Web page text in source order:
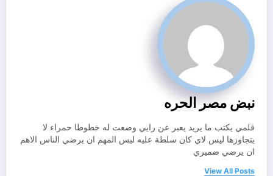
نبض مصر الحره
قلمي يكتب ما يريد يعبر عن رايي وضعت له خطوطا حمراء لا
يتجاوزها ليس لاي كان سلطة عليه ليس المهم ان يرضي الناس الاهم
ان يرضي ضميري
View All Posts